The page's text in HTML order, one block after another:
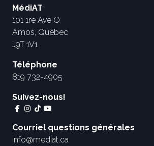
MédiAT
101 1re Ave O
Amos, Québec
J9T 1V1
Téléphone
819 732-4905
Suivez-nous!
Courriel questions générales
info@mediat.ca